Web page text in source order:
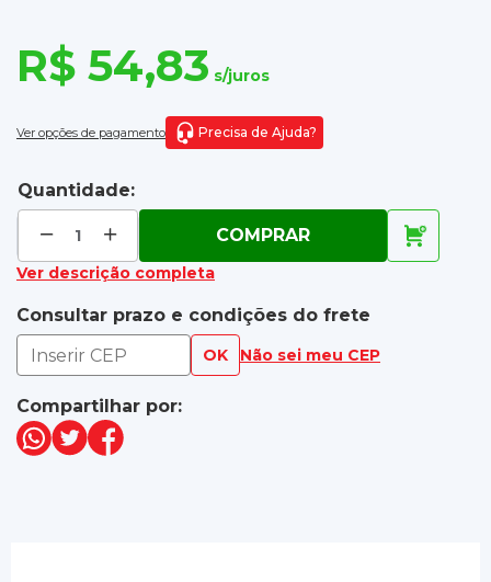
R$ 54,83 s/juros
Ver opções de pagamento Precisa de Ajuda?
Quantidade:
COMPRAR
Ver descrição completa
Consultar prazo e condições do frete
OK Não sei meu CEP
Compartilhar por: